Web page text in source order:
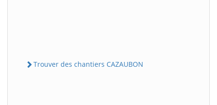
Trouver des chantiers CAZAUBON